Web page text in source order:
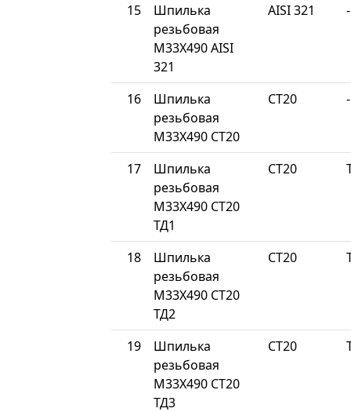
15
Шпилька
резьбовая
М33Х490 AISI
321
AISI 321 -
16
Шпилька
резьбовая
М33Х490 СТ20
СТ20 -
17
Шпилька
резьбовая
М33Х490 СТ20
ТД1
СТ20
18
Шпилька
резьбовая
М33Х490 СТ20
ТД2
СТ20
19
Шпилька
резьбовая
М33Х490 СТ20
ТД3
СТ20